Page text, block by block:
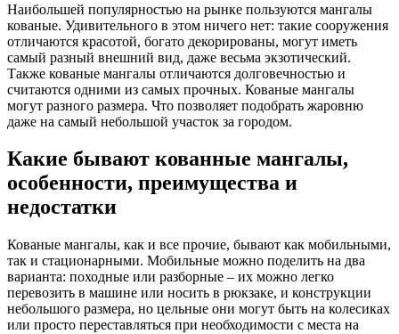
Наибольшей популярностью на рынке пользуются мангалы
кованые. Удивительного в этом ничего нет: такие сооружения
отличаются красотой, богато декорированы, могут иметь
самый разный внешний вид, даже весьма экзотический.
Также кованые мангалы отличаются долговечностью и
считаются одними из самых прочных. Кованые мангалы
могут разного размера. Что позволяет подобрать жаровню
даже на самый небольшой участок за городом.
Какие бывают кованные мангалы,
особенности, преимущества и
недостатки
Кованые мангалы, как и все прочие, бывают как мобильными,
так и стационарными. Мобильные можно поделить на два
варианта: походные или разборные – их можно легко
перевозить в машине или носить в рюкзаке, и конструкции
небольшого размера, но цельные они могут быть на колесиках
или просто переставляться при необходимости с места на